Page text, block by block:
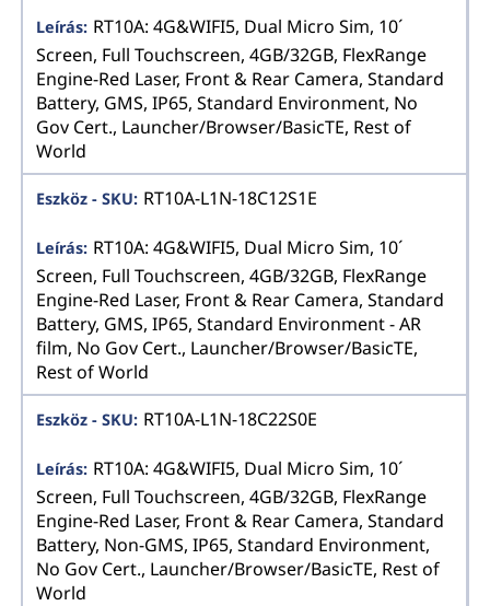
RT10A: 4G&WIFI5, Dual Micro Sim, 10´
Screen, Full Touchscreen, 4GB/32GB, FlexRange
Engine-Red Laser, Front & Rear Camera, Standard
Battery, GMS, IP65, Standard Environment, No
Gov Cert., Launcher/Browser/BasicTE, Rest of
World
RT10A-L1N-18C12S1E
RT10A: 4G&WIFI5, Dual Micro Sim, 10´
Screen, Full Touchscreen, 4GB/32GB, FlexRange
Engine-Red Laser, Front & Rear Camera, Standard
Battery, GMS, IP65, Standard Environment - AR
film, No Gov Cert., Launcher/Browser/BasicTE,
Rest of World
RT10A-L1N-18C22S0E
RT10A: 4G&WIFI5, Dual Micro Sim, 10´
Screen, Full Touchscreen, 4GB/32GB, FlexRange
Engine-Red Laser, Front & Rear Camera, Standard
Battery, Non-GMS, IP65, Standard Environment,
No Gov Cert., Launcher/Browser/BasicTE, Rest of
World